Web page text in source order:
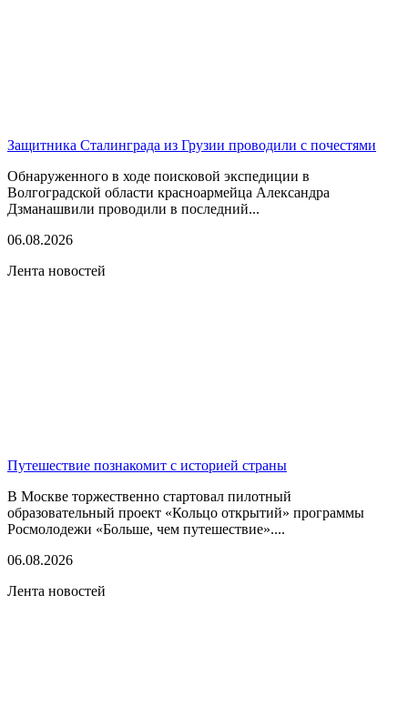
Защитника Сталинграда из Грузии проводили с почестями
Обнаруженного в ходе поисковой экспедиции в
Волгоградской области красноармейца Александра
Дзманашвили проводили в последний...
06.08.2026
Лента новостей
Путешествие познакомит с историей страны
В Москве торжественно стартовал пилотный
образовательный проект «Кольцо открытий» программы
Росмолодежи «Больше, чем путешествие»....
06.08.2026
Лента новостей